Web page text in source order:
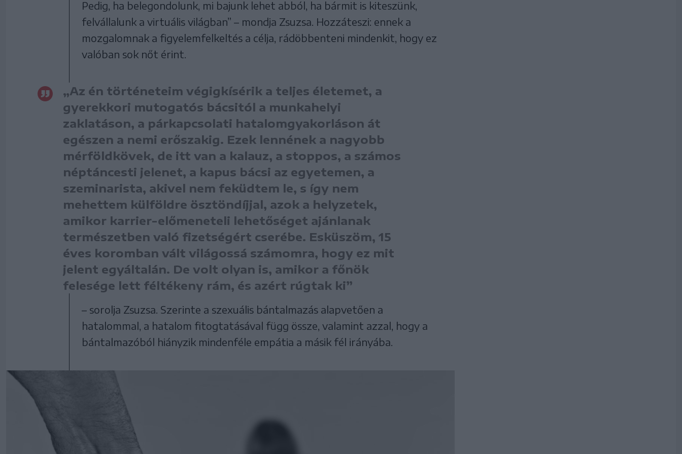
Pedig, ha belegondolunk, mi bajunk lehet abból, ha bármit is kiteszünk,
felvállalunk a virtuális világban” – mondja Zsuzsa. Hozzáteszi: ennek a
mozgalomnak a figyelemfelkeltés a célja, rádöbbenteni mindenkit, hogy ez
valóban sok nőt érint.
„Az én történeteim végigkísérik a teljes életemet, a
gyerekkori mutogatós bácsitól a munkahelyi
zaklatáson, a párkapcsolati hatalomgyakorláson át
egészen a nemi erőszakig. Ezek lennének a nagyobb
mérföldkövek, de itt van a kalauz, a stoppos, a számos
néptáncesti jelenet, a kapus bácsi az egyetemen, a
szeminarista, akivel nem feküdtem le, s így nem
mehettem külföldre ösztöndíjjal, azok a helyzetek,
amikor karrier-előmeneteli lehetőséget ajánlanak
természetben való fizetségért cserébe. Esküszöm, 15
éves koromban vált világossá számomra, hogy ez mit
jelent egyáltalán. De volt olyan is, amikor a főnök
felesége lett féltékeny rám, és azért rúgtak ki”
– sorolja Zsuzsa. Szerinte a szexuális bántalmazás alapvetően a
hatalommal, a hatalom fitogtatásával függ össze, valamint azzal, hogy a
bántalmazóból hiányzik mindenféle empátia a másik fél irányába.